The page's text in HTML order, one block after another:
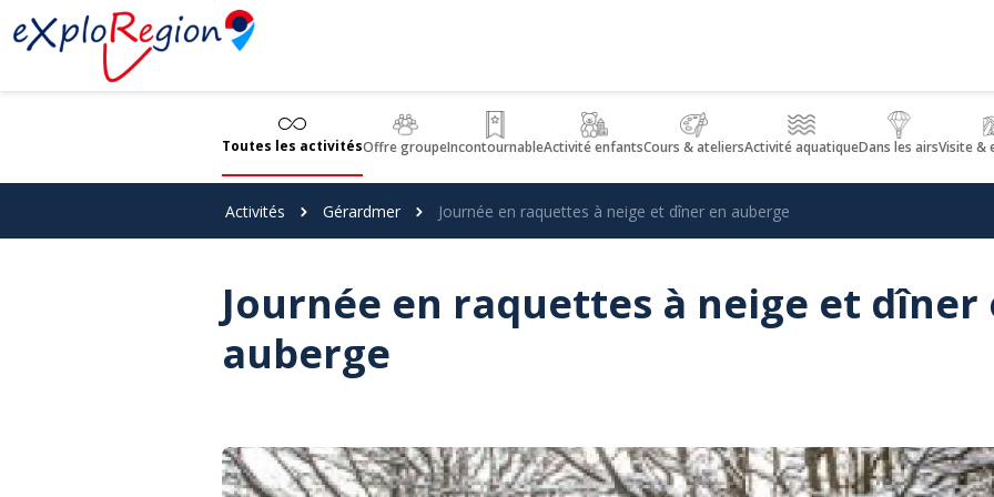
Panneau de gestion des cookies
Toutes les activitésOffre groupeIncontournableActivité enfantsCours & ateliersActivité aquatiqueDans les airsVisite &
Activités Gérardmer Journée en raquettes à neige et dîner en auberge
Journée en raquettes à neige et dîner
auberge